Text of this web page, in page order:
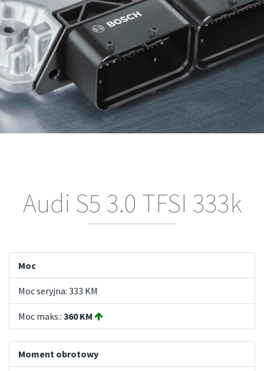
Audi S5 3.0 TFSI 333k
Moc
Moc seryjna: 333 KM
Moc maks.: 360 KM
Moment obrotowy